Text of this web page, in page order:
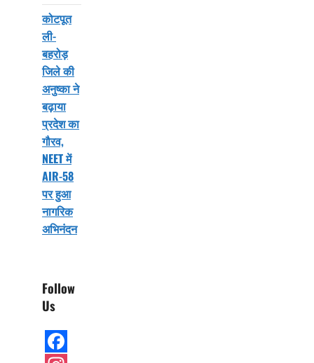
कोटपूत
ली-
बहरोड़
जिले की
अनुष्का ने
बढ़ाया
प्रदेश का
गौरव,
NEET में
AIR-58
पर हुआ
नागरिक
अभिनंदन
Follow
Us